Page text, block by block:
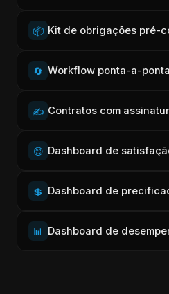
📦 Kit de obrigações pré-
🔄 Workflow ponta-a-ponta
✍️ Contratos com
😊 Dashboard de
💲 Dashboard de
📊 Dashboard de